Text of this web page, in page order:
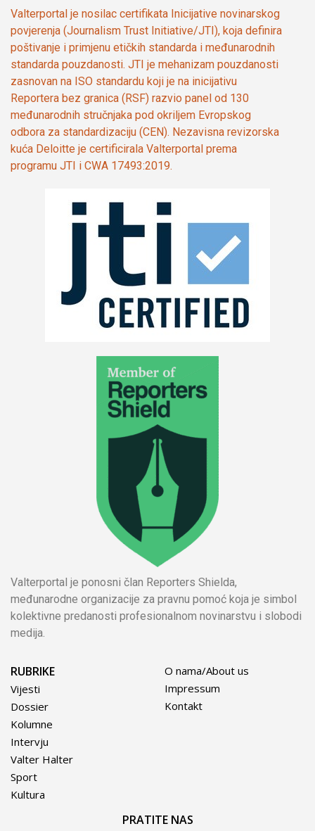
Valterportal je nosilac certifikata Inicijative novinarskog
povjerenja (Journalism Trust Initiative/JTI), koja definira
poštivanje i primjenu etičkih standarda i međunarodnih
standarda pouzdanosti. JTI je mehanizam pouzdanosti
zasnovan na ISO standardu koji je na inicijativu
Reportera bez granica (RSF) razvio panel od 130
međunarodnih stručnjaka pod okriljem Evropskog
odbora za standardizaciju (CEN). Nezavisna revizorska
kuća Deloitte je certificirala Valterportal prema
programu JTI i CWA 17493:2019.
Valterportal je ponosni član Reporters Shielda,
međunarodne organizacije za pravnu pomoć koja je simbol
kolektivne predanosti profesionalnom novinarstvu i slobodi
medija.
RUBRIKE
Vijesti
Dossier
Kolumne
Intervju
Valter Halter
Sport
Kultura
O nama/About us
Impressum
Kontakt
PRATITE NAS